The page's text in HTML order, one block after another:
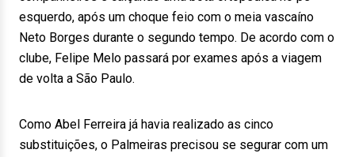
esquerdo, após um choque feio com o meia vascaíno
Neto Borges durante o segundo tempo. De acordo com o
clube, Felipe Melo passará por exames após a viagem
de volta a São Paulo.
Como Abel Ferreira já havia realizado as cinco
substituições, o Palmeiras precisou se segurar com um